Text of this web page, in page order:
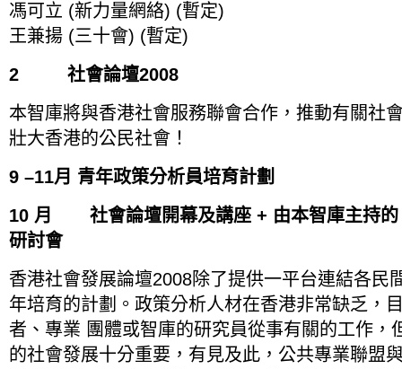
馮可立 (新力量網絡) (暫定)
王兼揚 (三十會) (暫定)
2 社會論壇2008
本智庫將與香港社會服務聯會合作，推動有關社
壯大香港的公民社會！
9 –11月 青年政策分析員培育計劃
10 月 社會論壇開幕及講座 + 由本智庫主持的
研討會
香港社會發展論壇2008除了提供一平台連結各民
年培育的計劃。政策分析人材在香港非常缺乏，
者、專業 團體或智庫的研究員從事有關的工作，
的社會發展十分重要，有見及此，公共專業聯盟